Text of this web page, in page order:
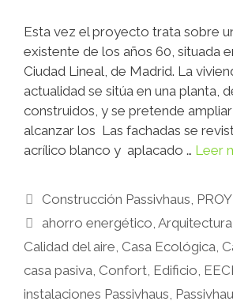
Esta vez el proyecto trata sobre
existente de los años 60, situada
Ciudad Lineal, de Madrid. La
actualidad se sitúa en una planta,
construidos, y se pretende
alcanzar los Las fachadas se
acrílico blanco y aplacado … Leer
Construcción Passivhaus,
ahorro energético,Arquitectura
Calidad del aire, Casa Ecológica,
casa pasiva, Confort, Edificio,
instalaciones Passivhaus,